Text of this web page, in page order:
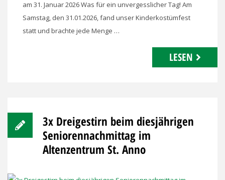
am 31. Januar 2026 Was für ein unvergesslicher Tag! Am
Samstag, den 31.01.2026, fand unser Kinderkostümfest
statt und brachte jede Menge …
LESEN
3x Dreigestirn beim diesjährigen
Seniorennachmittag im
Altenzentrum St. Anno